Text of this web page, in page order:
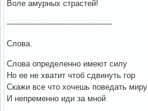
Воле амурных страстей!
-------------------------------------------
Слова.
Слова определенно имеют силу
Но ее не хватит чтоб сдвинуть гор
Скажи все что хочешь поведать миру
И непременно иди за мной